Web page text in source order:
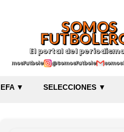
SOMOS
El portal del
@SomosFutboleros
▼ SELECCIONES ▼